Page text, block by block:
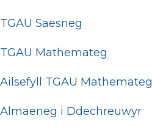
TGAU Saesneg
TGAU Mathemateg
Ailsefyll TGAU Mathemateg
Almaeneg i Ddechreuwyr